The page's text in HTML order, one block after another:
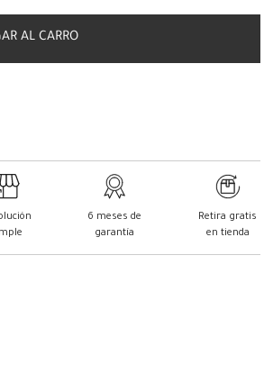
AL CARRO
6 meses de
garantía
Retira gratis
en tienda